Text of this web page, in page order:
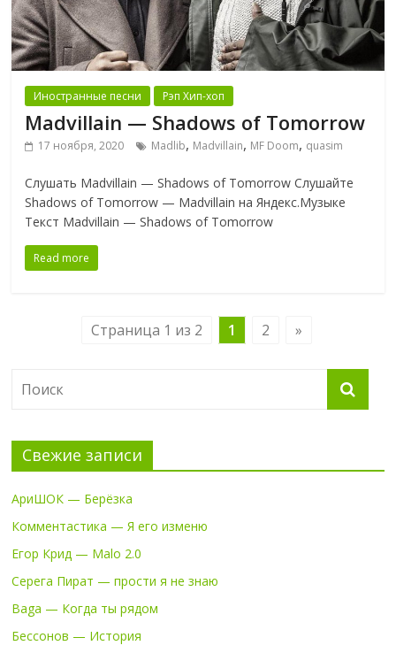
Иностранные песни Рэп Хип-хоп
Madvillain — Shadows of Tomorrow
17 ноября, 2020 Madlib, Madvillain, MF Doom, quasim
Слушать Madvillain — Shadows of Tomorrow Слушайте
Shadows of Tomorrow — Madvillain на Яндекс.Музыке
Текст Madvillain — Shadows of Tomorrow
Read more
Страница 1 из 2 1 2 »
Свежие записи
АриШОК — Берёзка
Комментастика — Я его изменю
Егор Крид — Malo 2.0
Серега Пират — прости я не знаю
Baga — Когда ты рядом
Бессонов — История